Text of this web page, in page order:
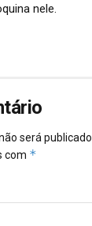
nele.
será publicado.
com *